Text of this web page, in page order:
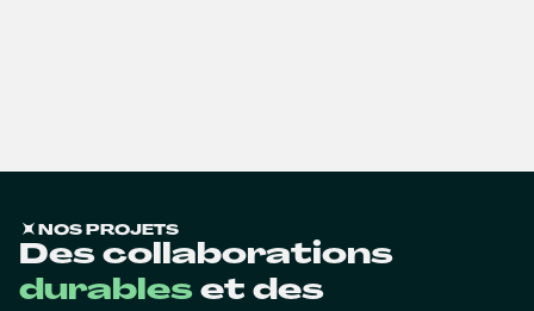
NOS PROJETS
Des collaborations
durables et des